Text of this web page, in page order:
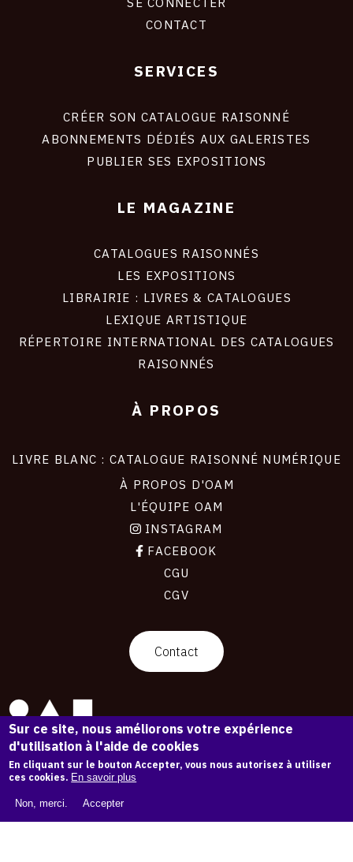
CONTACT
SERVICES
CRÉER SON CATALOGUE RAISONNÉ
ABONNEMENTS DÉDIÉS AUX GALERISTES
PUBLIER SES EXPOSITIONS
LE MAGAZINE
CATALOGUES RAISONNÉS
LES EXPOSITIONS
LIBRAIRIE : LIVRES & CATALOGUES
LEXIQUE ARTISTIQUE
RÉPERTOIRE INTERNATIONAL DES CATALOGUES
RAISONNÉS
À PROPOS
LIVRE BLANC : CATALOGUE RAISONNÉ NUMÉRIQUE
À PROPOS D'OAM
L'ÉQUIPE OAM
INSTAGRAM
FACEBOOK
CGU
CGV
Contact
La plateforme de référence pour créer,
conserver et promouvoir l'Histoire de l'Art.
Des catalogues raisonnés aux archives
43 254 œuvres d'art — 7 587 expositions
Sur ce site, nous améliorons votre expérience
d'utilisation à l'aide de cookies
En cliquant sur le bouton Accepter, vous nous autorisez à utiliser
ces cookies. En savoir plus
Non, merci. Accepter